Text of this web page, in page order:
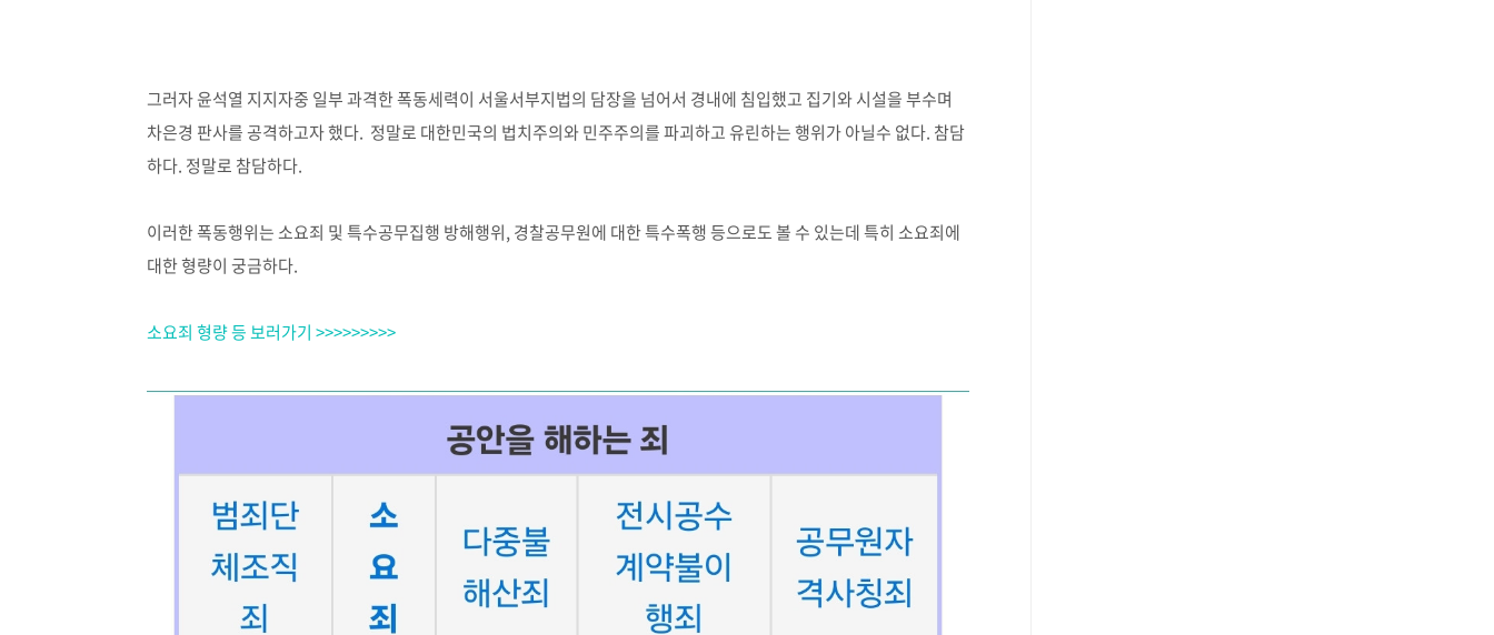
그러자 윤석열 지지자중 일부 과격한 폭동세력이 서울서부지법의 담장을 넘어서 경내에 침입했고 집기와 시설을 부수며
차은경 판사를 공격하고자 했다. 정말로 대한민국의 법치주의와 민주주의를 파괴하고 유린하는 행위가 아닐수 없다. 참담
하다. 정말로 참담하다.
이러한 폭동행위는 소요죄 및 특수공무집행 방해행위, 경찰공무원에 대한 특수폭행 등으로도 볼 수 있는데 특히 소요죄에
대한 형량이 궁금하다.
소요죄 형량 등 보러가기 >>>>>>>>>